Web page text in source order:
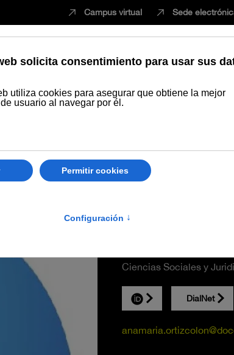
Campus virtual Sede
EstudiarInnovaciónVida
Ana
Ciencias Sociales y
DialNet